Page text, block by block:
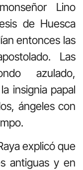
Lino
de Huesca
entonces las
Las
azulado,
insignia papal
ángeles con
explicó que
antiguas y en